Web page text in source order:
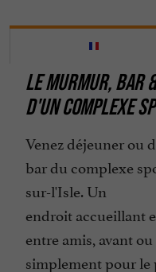
Ouvert toute l'année
Parle anglais
Restaurant
Terrasse
Tickets Restaurant
LE MURMUR, BAR
D'UN COMPLEXE
Venez déjeuner ou
bar du complexe
sur-l'Isle. Un
endroit accueillant
entre amis, avant
simplement pour le